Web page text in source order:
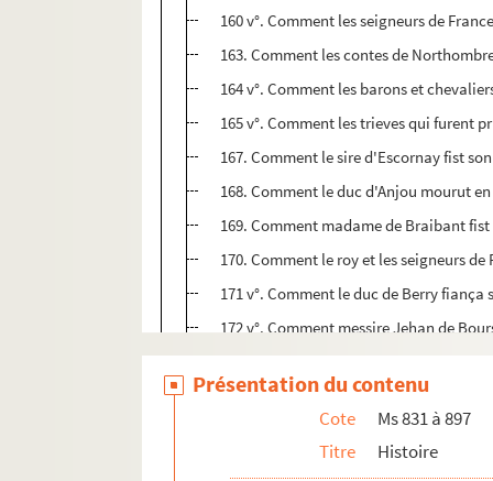
160 v°. Comment les seigneurs de
163. Comment les contes de
164 v°. Comment les barons et
165 v°. Comment les trieves qui furent
167. Comment le sire d'Escornay fist
168. Comment le duc d'Anjou mourut
169. Comment madame de Braibant
170. Comment le roy et les seigneurs
171 v°. Comment le duc de Berry
172 v°. Comment messire Jehan de
173 v°. De l'incidence qui advint en
175. Comment le pont de Taillebourc
176 v°. Comment les Francoys
177. Comment le sire de Saint Aubin
Présentation du contenu
Cote
Ms 831 à 897
Titre
Histoire